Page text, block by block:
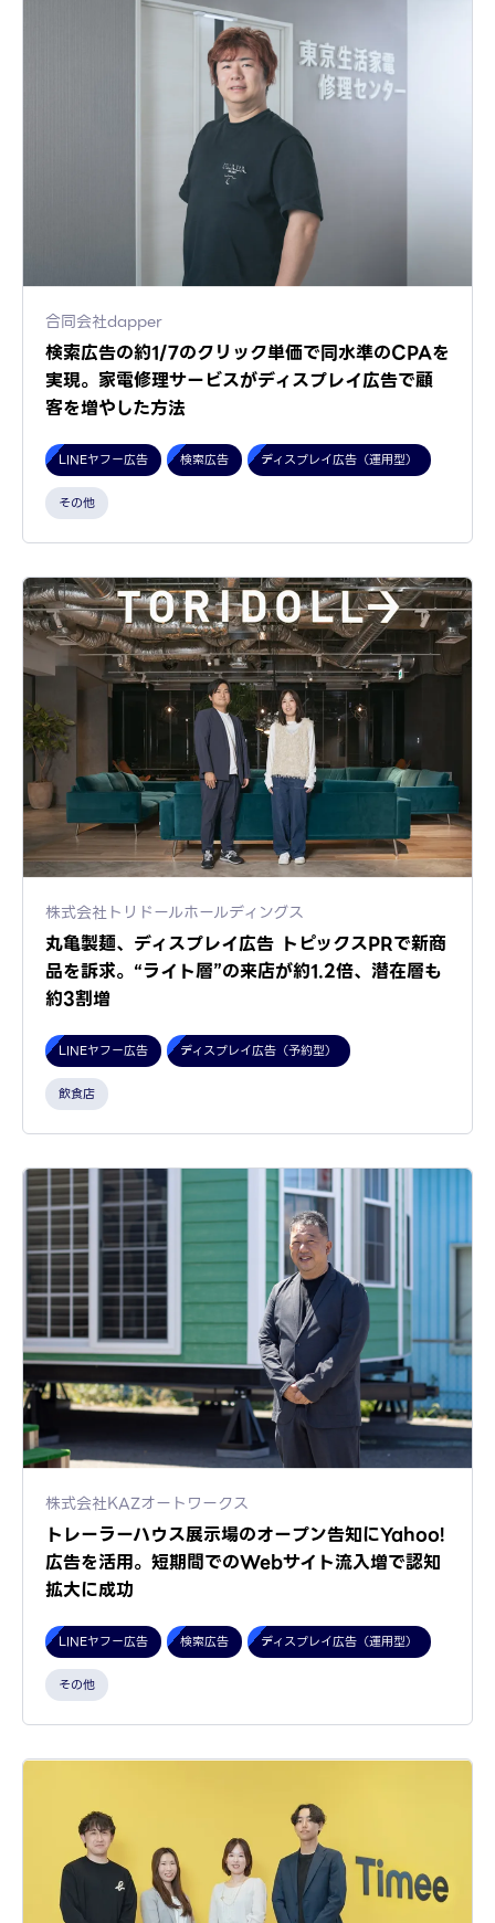
合同会社dapper
検索広告の約1/7のクリック単価で同水準のCPAを
実現。家電修理サービスがディスプレイ広告で顧
客を増やした方法
LINEヤフー広告 検索広告 ディスプレイ広告（運用型）
その他
株式会社トリドールホールディングス
丸亀製麺、ディスプレイ広告 トピックスPRで新商
品を訴求。“ライト層”の来店が約1.2倍、潜在層も
約3割増
LINEヤフー広告 ディスプレイ広告（予約型）
飲食店
株式会社KAZオートワークス
トレーラーハウス展示場のオープン告知にYahoo!
広告を活用。短期間でのWebサイト流入増で認知
拡大に成功
LINEヤフー広告 検索広告 ディスプレイ広告（運用型）
その他